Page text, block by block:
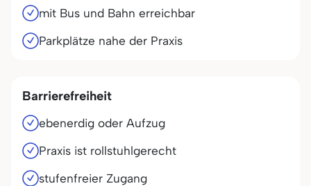
mit Bus und Bahn erreichbar
Parkplätze nahe der Praxis
Barrierefreiheit
ebenerdig oder Aufzug
Praxis ist rollstuhlgerecht
stufenfreier Zugang